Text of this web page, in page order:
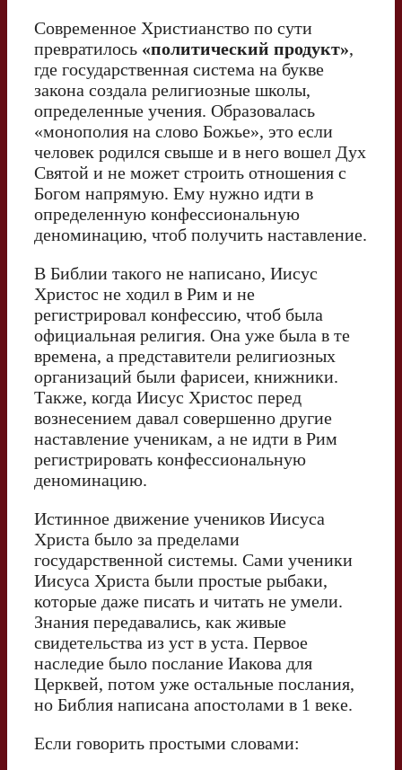
Современное Христианство по сути
превратилось «политический продукт»,
где государственная система на букве
закона создала религиозные школы,
определенные учения. Образовалась
«монополия на слово Божье», это если
человек родился свыше и в него вошел Дух
Святой и не может строить отношения с
Богом напрямую. Ему нужно идти в
определенную конфессиональную
деноминацию, чтоб получить наставление.
В Библии такого не написано, Иисус
Христос не ходил в Рим и не
регистрировал конфессию, чтоб была
официальная религия. Она уже была в те
времена, а представители религиозных
организаций были фарисеи, книжники.
Также, когда Иисус Христос перед
вознесением давал совершенно другие
наставление ученикам, а не идти в Рим
регистрировать конфессиональную
деноминацию.
Истинное движение учеников Иисуса
Христа было за пределами
государственной системы. Сами ученики
Иисуса Христа были простые рыбаки,
которые даже писать и читать не умели.
Знания передавались, как живые
свидетельства из уст в уста. Первое
наследие было послание Иакова для
Церквей, потом уже остальные послания,
но Библия написана апостолами в 1 веке.
Если говорить простыми словами: